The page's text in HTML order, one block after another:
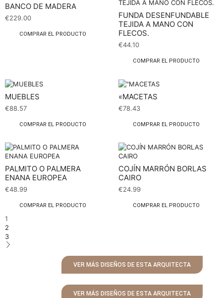
BANCO DE MADERA
€229.00
COMPRAR EL PRODUCTO
FUNDA DESENFUNDABLE
TEJIDA A MANO CON
FLECOS.
€44.10
COMPRAR EL PRODUCTO
MUEBLES
€88.57
COMPRAR EL PRODUCTO
«MACETAS
€78.43
COMPRAR EL PRODUCTO
PALMITO O PALMERA
ENANA EUROPEA
€48.99
COMPRAR EL PRODUCTO
COJÍN MARRÓN BORLAS
CAIRO
€24.99
COMPRAR EL PRODUCTO
1
2
3
VER MÁS DISEÑOS DE ESTA ARQUITECTA
VER MÁS DISEÑOS DE ESTA ARQUITECTA